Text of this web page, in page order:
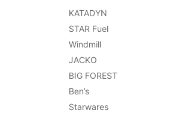
KATADYN
STAR Fuel
Windmill
JACKO
BIG FOREST
Ben’s
Starwares